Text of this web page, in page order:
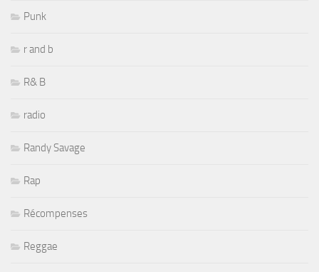
Punk
r and b
R& B
radio
Randy Savage
Rap
Récompenses
Reggae